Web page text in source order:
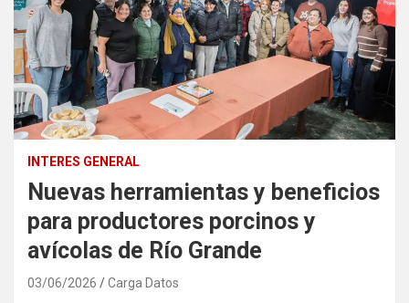
INTERES GENERAL
Nuevas herramientas y beneficios
para productores porcinos y
avícolas de Río Grande
03/06/2026 Carga Datos